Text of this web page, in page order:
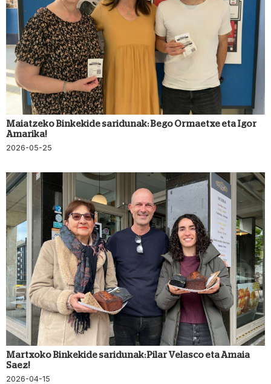
Maiatzeko Binkekide saridunak: Bego Ormaetxe eta Igor
Amarika!
2026-05-25
Martxoko Binkekide saridunak: Pilar Velasco eta Amaia
Saez!
2026-04-15